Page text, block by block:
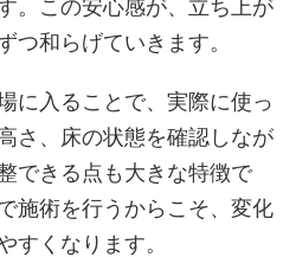
。この安心感が、立ち上が
つ和らげていきます。
に入ることで、実際に使っ
さ、床の状態を確認しなが
できる点も大きな特徴で
施術を行うからこそ、変化
すくなります。